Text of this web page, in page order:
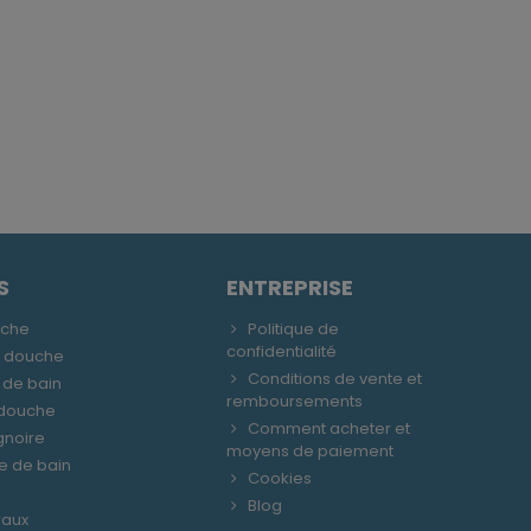
douche
bain
de bain
ENTREPRISE
Politique de
confidentialité
Conditions de vente et
remboursements
Comment acheter et
moyens de paiement
Cookies
Blog